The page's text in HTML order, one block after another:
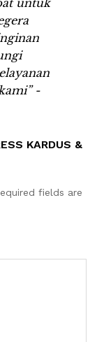
untuk
-
KARDUS &
fields are